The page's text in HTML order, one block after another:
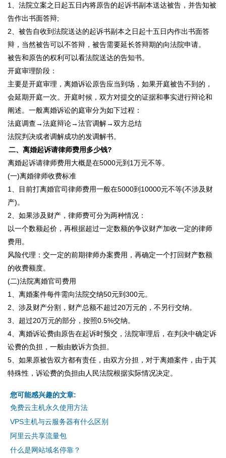
1、法院立案之日起五日内将原告的起诉书副本送达被告，并告知被
告作出书面答辩;
2、被告自收到法院送达的起诉书副本之日起十五日内作出书面答
辩，当然被告可以不答辩，被告需要延长答辩期的向法院申请。
被告和原告的权利可以看法院送达的告知书。
开庭审理阶段：
主要是开庭审理，离婚诉讼原告应当到场，如果开庭被告不到的，
会延期开庭一次。开庭时候，双方对提交的证据和事实进行辩论和
阐述。一般离婚诉讼的庭审分为如下过程：
法庭调查→法庭辩论→法官调解→双方总结
法院判决或者调解成功的发调解书。
二、离婚起诉请律师费用多少钱?
离婚起诉请律师费用大概是在5000元到1万元不等。
(一)离婚律师收费标准
1、目前打离婚官司律师费用一般在5000到10000元不等(不涉及财
产)。
2、如果涉及财产，律师费可分为两种情况：
以一个数额起价，再根据超过一定数额的争议财产加收一定的律师
费用。
风险代理：交一定的前期律师办案费用，再确定一个打回财产数额
的收费额度。
(二)法院离婚官司费用
1、离婚案件每件需向法院交纳50元到300元。
2、涉及财产分割，财产总额不超过20万元的，不另行交纳。
3、超过20万元的部分，按照0.5%交纳。
4、离婚诉讼费由原告在起诉时预交，法院审理后，在判决中确定诉
讼费的负担，一般由败诉方负担。
5、如果原被告双方都有责任，由双方分担，对于离婚案件，由于其
特殊性，诉讼费的负担由人民法院根据实际情况决定。
您可能感兴趣的文章:
免费云主机永久使用方法
VPS主机与云服务器有什么区别
阿里云共享流量包
什么是网站域名停靠？